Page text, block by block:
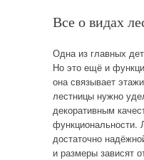
Все о видах
Одна из главных
Но это ещё и
она связывает
лестницы нужно
декоративным
функциональности.
достаточно
и размеры зависят